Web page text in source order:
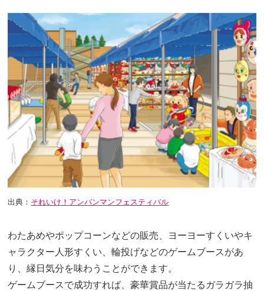
出典： それいけ！アンパンマンフェスティバル
わたあめやポップコーンなどの販売、ヨーヨーすくいやキ
ャラクター人形すくい、輪投げなどのゲームブースがあ
り、縁日気分を味わうことができます。
ゲームブースで成功すれば、豪華賞品が当たるガラガラ抽